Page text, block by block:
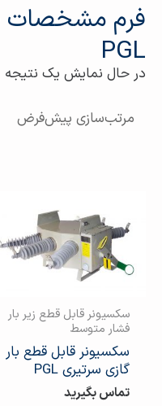
فرم مشخصات
PGL
در حال نمایش یک نتیجه
سکسیونر قابل قطع زیر بار
فشار متوسط
سکسیونر قابل قطع بار
گازي سرتیری PGL
تماس بگیرید